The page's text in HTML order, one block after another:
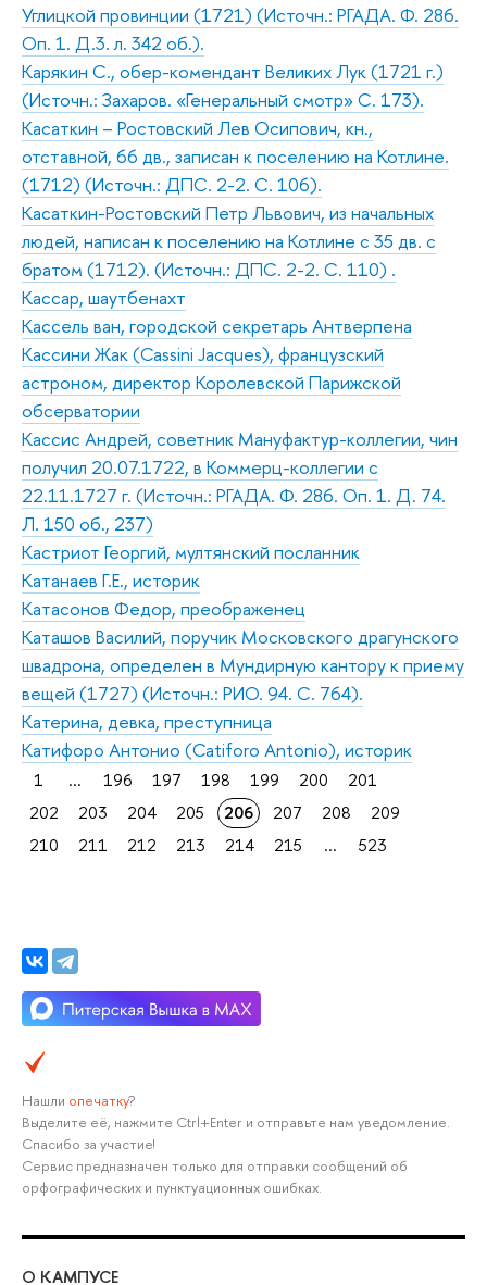
Углицкой провинции (1721) (Источн.: РГАДА. Ф. 286.
Оп. 1. Д.3. л. 342 об.).
Карякин С., обер-комендант Великих Лук (1721 г.)
(Источн.: Захаров. «Генеральный смотр» С. 173).
Касаткин – Ростовский Лев Осипович, кн.,
отставной, 66 дв., записан к поселению на Котлине.
(1712) (Источн.: ДПС. 2-2. С. 106).
Касаткин-Ростовский Петр Львович, из начальных
людей, написан к поселению на Котлине с 35 дв. с
братом (1712). (Источн.: ДПС. 2-2. С. 110) .
Кассар, шаутбенахт
Кассель ван, городской секретарь Антверпена
Кассини Жак (Cassini Jacques), французский
астроном, директор Королевской Парижской
обсерватории
Кассис Андрей, советник Мануфактур-коллегии, чин
получил 20.07.1722, в Коммерц-коллегии с
22.11.1727 г. (Источн.: РГАДА. Ф. 286. Оп. 1. Д. 74.
Л. 150 об., 237)
Кастриот Георгий, мултянский посланник
Катанаев Г.Е., историк
Катасонов Федор, преображенец
Каташов Василий, поручик Московского драгунского
швадрона, определен в Мундирную кантору к приему
вещей (1727) (Источн.: РИО. 94. С. 764).
Катерина, девка, преступница
Катифоро Антонио (Catiforo Antonio), историк
1 ... 196 197 198 199 200
201
202
203 204 205 206 207 208
209
210
211 212 213 214 215 ... 523
Нашли опечатку?
Выделите её, нажмите Ctrl+Enter и отправьте нам уведомление.
Спасибо за участие!
Сервис предназначен только для отправки сообщений об
орфографических и пунктуационных ошибках.
О КАМПУСЕ